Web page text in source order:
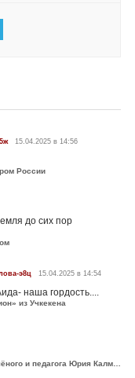
15.04.2025 в 14:56
России
до сих пор
э8ц 15.04.2025 в 14:54
наша гордость....
из Учкекена
В Черкесске чествовали выдающегося юриста, учёного и педагога Юрия Калмыкова